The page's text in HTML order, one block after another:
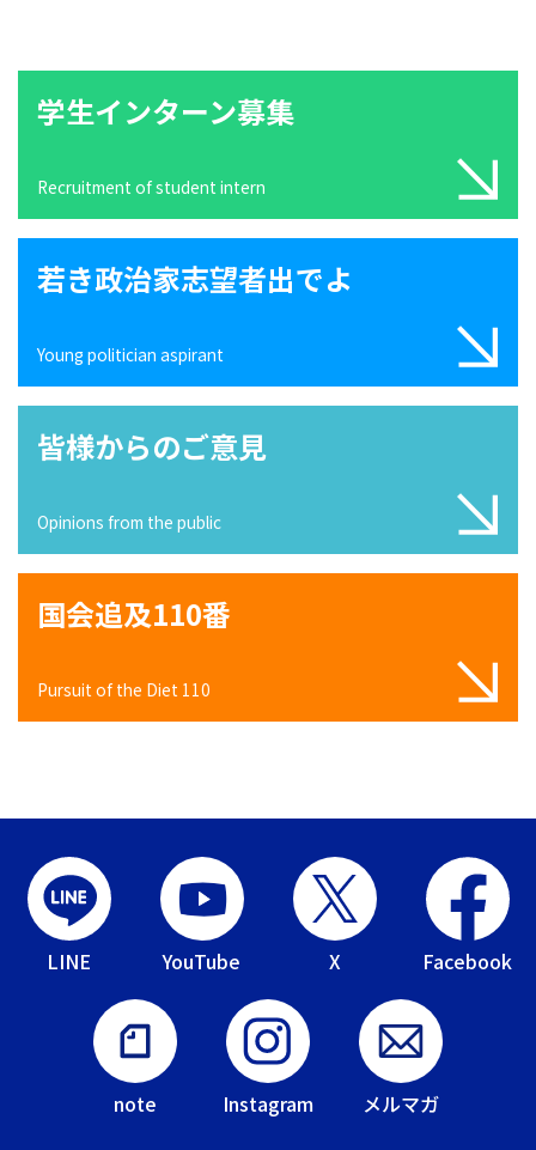
学生インターン募集
Recruitment of student intern
若き政治家志望者出でよ
Young politician aspirant
皆様からのご意見
Opinions from the public
国会追及110番
Pursuit of the Diet 110
LINE YouTube X Facebook
note Instagram メルマガ